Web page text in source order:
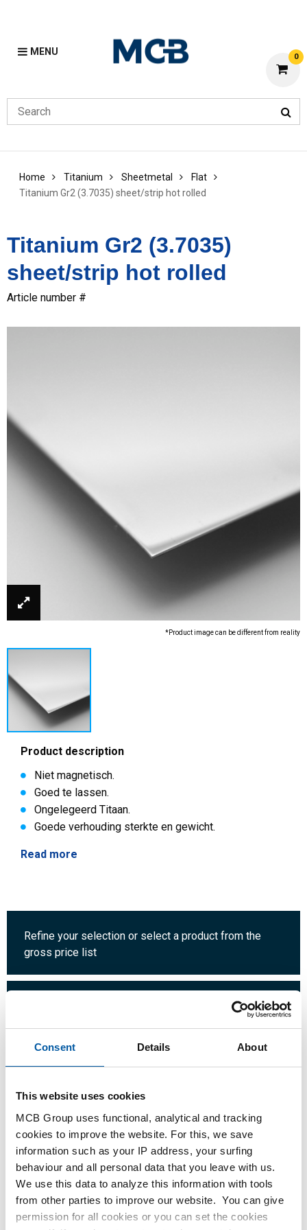
Consent Details About
This website uses cookies
MCB Group uses functional, analytical and tracking
cookies to improve the website. For this, we save
information such as your IP address, your surfing
behaviour and all personal data that you leave with us.
We use this data to analyze this information with tools
from other parties to improve our website. You can give
permission for all cookies or you can set the cookies
MENU 0
Home Titanium Sheetmetal
Flat
Titanium Gr2 (3.7035) sheet/strip hot rolled
Titanium Gr2 (3.7035)
sheet/strip hot rolled
Article number #
*Product image can be different from reality
Product description
Niet magnetisch.
Goed te lassen.
Ongelegeerd Titaan.
Goede verhouding sterkte en gewicht.
Read more
Refine your selection or select a product from the
gross price list
Unit:
Login
Please login to order products
Order with your own article numbers
Calculating with current MCB prices
Follow your order via Track&Trace